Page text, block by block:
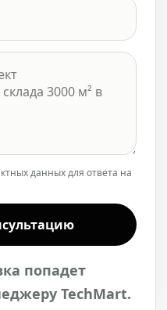
данных для ответа на
попадет
TechMart.